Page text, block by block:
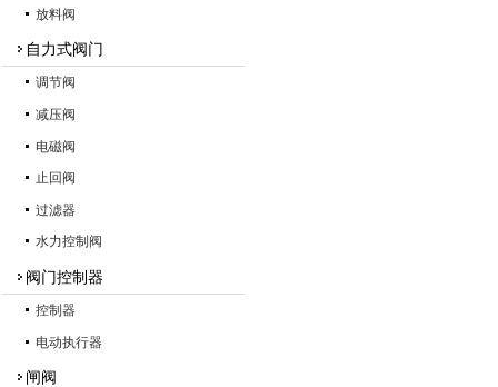
放料阀
自力式阀门
调节阀
减压阀
电磁阀
止回阀
过滤器
水力控制阀
阀门控制器
控制器
电动执行器
闸阀